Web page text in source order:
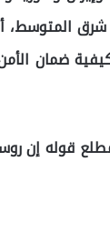
شرق
ضمان
قوله إن